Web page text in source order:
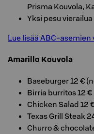
Prisma Kouvola,
Yksi pesu
Lue lisää ABC-
Amarillo Kouvola
Baseburger 12 €
Birria burritos 12
Chicken Salad 12
Texas Grill Steak
Churro &